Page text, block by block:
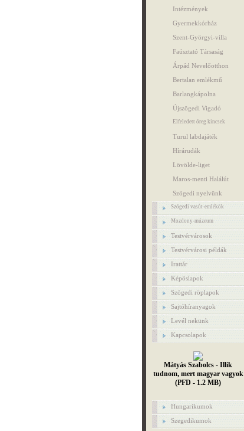
Intézmények
Gyermekkórház
Szent-Györgyi-villa
Faúsztató Társaság
Árpád Nevelőotthon
Bertalan emlékmű
Barlangkápolna
Újszögedi Vigadó
Elfeledett öreg kincsek
Turul labdajáték
Hírárudák
Lövölde-liget
Maros-menti Halálút
Szögedi nyelvünk
Szögedi vasút-emlékök
Mozdony-múzeum
Testvérvárosok
Testvérvárosi példák
Irattár
Képöslapok
Szögedi röplapok
Sajtóhíranyagok
Levél nekünk
Kapcsolapok
Mátyás Szabolcs - Illik
tudnom, mert magyar vagyok
(PFD - 1.2 MB)
Hungarikumok
Szegedikumok